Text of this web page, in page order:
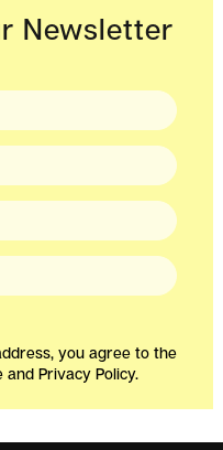
Newsletter
you agree to the
and Privacy Policy.